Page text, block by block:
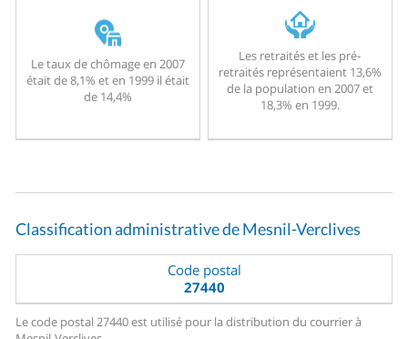
Le taux de chômage en 2007
était de 8,1% et en 1999 il était
de 14,4%
Les retraités et les pré-
retraités représentaient 13,6%
de la population en 2007 et
18,3% en 1999.
Classification administrative de Mesnil-Verclives
Code postal
27440
Le code postal 27440 est utilisé pour la distribution du courrier à